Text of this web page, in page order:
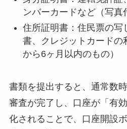
ンバーカードなど（写真
住所証明書：住民票の写
書、クレジットカードの
から6ヶ月以内のもの）
書類を提出すると、通常数
審査が完了し、口座が「有
化されることで、口座開設